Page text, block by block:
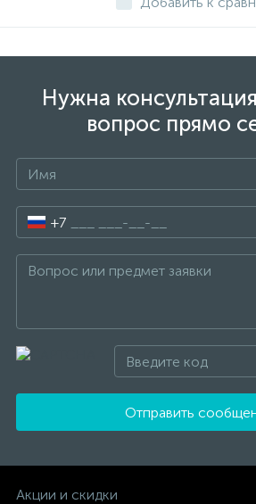
Нужна
вопрос прямо
+7
Отправить
Акции и скидки